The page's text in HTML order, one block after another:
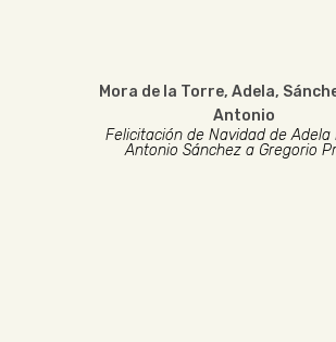
Mora de la Torre, Adela,
Antonio
Felicitación de Navidad de Adela
Antonio Sánchez a Gregorio